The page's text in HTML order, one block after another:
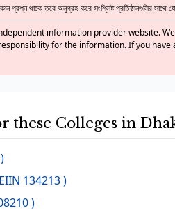
প্রশ্ন থাকে তবে অনুগ্রহ করে সংশ্লিষ্ট প্রতিষ্ঠানগুলির সাথে
information provider website.
for the information. If you have
these Colleges in
134213 )
)